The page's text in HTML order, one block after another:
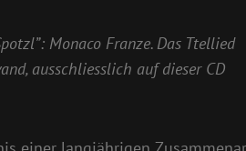
Monaco Franze. Das Ttellied
ausschliesslich auf dieser CD